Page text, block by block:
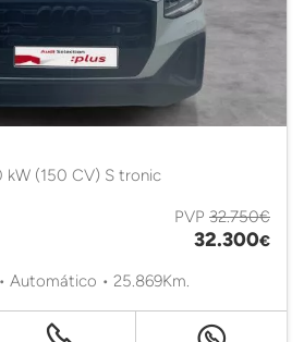
kW (150 CV) S tronic
PVP 32.750€
32.300€
Automático • 25.869Km.